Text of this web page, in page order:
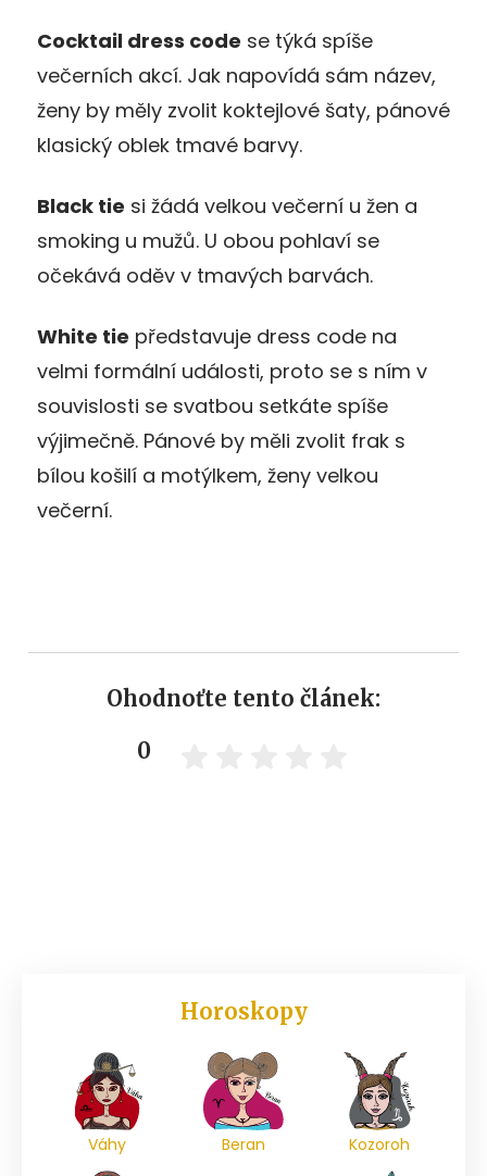
Cocktail dress code se týká spíše
večerních akcí. Jak napovídá sám název,
ženy by měly zvolit koktejlové šaty, pánové
klasický oblek tmavé barvy.
Black tie si žádá velkou večerní u žen a
smoking u mužů. U obou pohlaví se
očekává oděv v tmavých barvách.
White tie představuje dress code na
velmi formální události, proto se s ním v
souvislosti se svatbou setkáte spíše
výjimečně. Pánové by měli zvolit frak s
bílou košilí a motýlkem, ženy velkou
večerní.
Ohodnoťte tento článek:
0
Horoskopy
Váhy Beran Kozoroh